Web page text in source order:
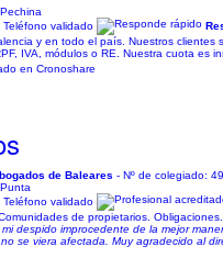
Teléfono validado
y en todo el país. Nuestros
IVA, módulos o RE. Nuestra cuota es
en Cronoshare
de Baleares - Nº de colegiado:
Teléfono validado
de propietarios.
despido improcedente de la mejor
se viera afectada. Muy agradecido al